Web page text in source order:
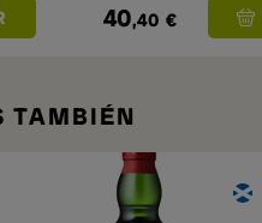
40,40 €
TAMBIÉN